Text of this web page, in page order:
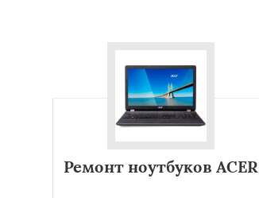
Ремонт ноутбуков ACER